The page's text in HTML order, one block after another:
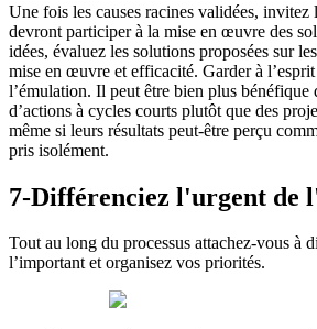
Une fois les causes racines validées, invitez
devront participer à la mise en œuvre des
idées, évaluez les solutions proposées sur
mise en œuvre et efficacité. Garder à
l’émulation. Il peut être bien plus bénéfique
d’actions à cycles courts plutôt que des
même si leurs résultats peut-être perçu
pris isolément.
7-Différenciez l'urgent de
Tout au long du processus attachez-vous à
l’important et organisez vos priorités.